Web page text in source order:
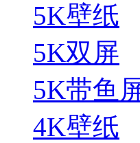
5K壁纸
5K双屏
5K带鱼
4K壁纸